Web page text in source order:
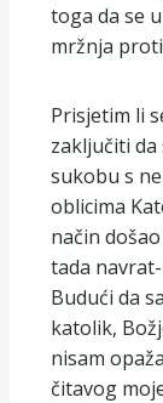
toga da se
mržnja
Prisjetim li
zaključiti
sukobu s
oblicima
način
tada
Budući da
katolik,
nisam
čitavog